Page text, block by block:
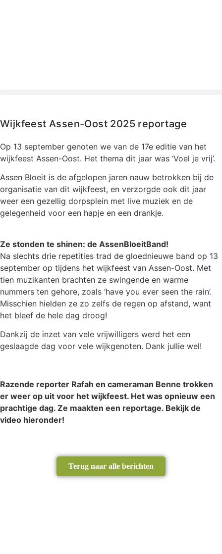
Wijkfeest Assen-Oost 2025 reportage
Op 13 september genoten we van de 17e editie van het
wijkfeest Assen-Oost. Het thema dit jaar was ‘Voel je vrij’.
Assen Bloeit is de afgelopen jaren nauw betrokken bij de
organisatie van dit wijkfeest, en verzorgde ook dit jaar
weer een gezellig dorpsplein met live muziek en de
gelegenheid voor een hapje en een drankje.
Ze stonden te shinen: de AssenBloeitBand!
Na slechts drie repetities trad de gloednieuwe band op 13
september op tijdens het wijkfeest van Assen-Oost. Met
tien muzikanten brachten ze swingende en warme
nummers ten gehore, zoals ‘have you ever seen the rain’.
Misschien hielden ze zo zelfs de regen op afstand, want
het bleef de hele dag droog!
Dankzij de inzet van vele vrijwilligers werd het een
geslaagde dag voor vele wijkgenoten. Dank jullie wel!
Razende reporter Rafah en cameraman Benne trokken
er weer op uit voor het wijkfeest. Het was opnieuw een
prachtige dag. Ze maakten een reportage. Bekijk de
video hieronder!
Terug naar alle berichten